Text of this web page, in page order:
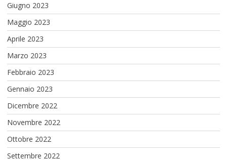
Giugno 2023
Maggio 2023
Aprile 2023
Marzo 2023
Febbraio 2023
Gennaio 2023
Dicembre 2022
Novembre 2022
Ottobre 2022
Settembre 2022